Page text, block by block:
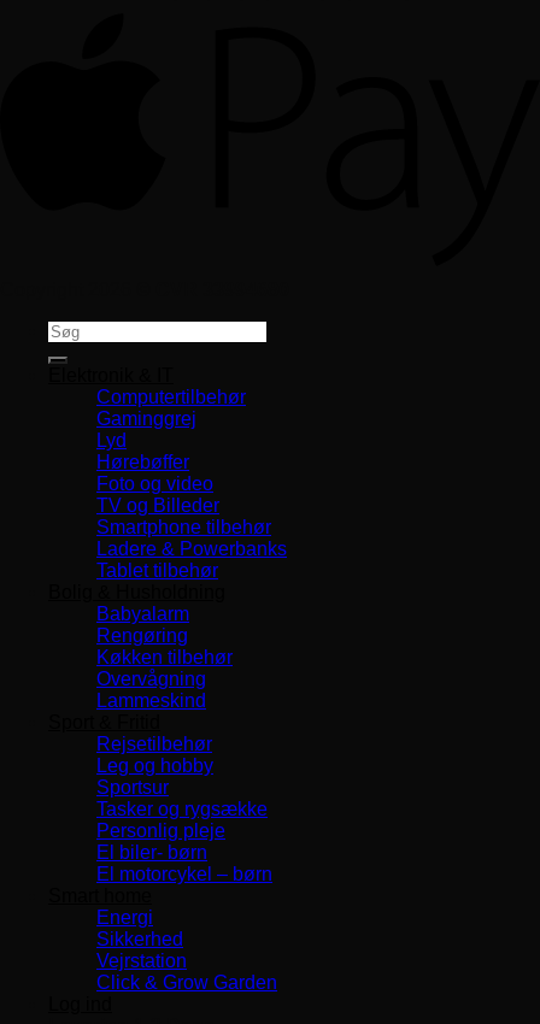
Søg
efter:
Computertilbehør
Gaminggrej
Lyd
Hørebøffer
Foto og video
TV og Billeder
Smartphone tilbehør
Ladere & Powerbanks
Tablet tilbehør
Babyalarm
Rengøring
Køkken tilbehør
Overvågning
Lammeskind
Rejsetilbehør
Leg og hobby
Sportsur
Tasker og rygsække
Personlig pleje
El biler- børn
El motorcykel – børn
Energi
Sikkerhed
Vejrstation
Click & Grow Garden